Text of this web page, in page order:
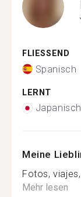
FLIESSEND
Spanisch
LERNT
Japanisch
Meine
Fotos,
Mehr lesen